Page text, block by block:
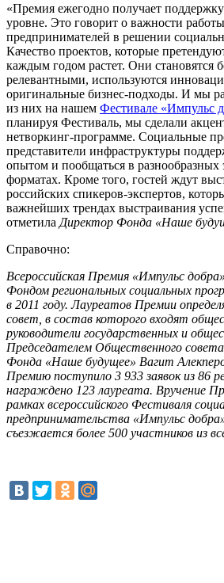
«Премия ежегодно получает
уровне. Это говорит о важности
предпринимателей в решении
Качество проектов, которые
каждым годом растет. Они становятся
релевантными, используются
оригинальные бизнес-подходы. И мы
из них на нашем Фестивале «Импульс
планируя Фестиваль, мы сделали
нетворкинг-программе. Социальные
представители инфраструктуры
опытом и пообщаться в
форматах. Кроме того, гостей ждут
российских спикеров-экспертов,
важнейших трендах выстраивания
отметила Директор Фонда «Наше
Справочно:
Всероссийская Премия «Импульс
Фондом региональных социальных
в 2011 году. Лауреатов Премии
совет, в состав которого входят
руководители государственных и
Председателем Общественного
Фонда «Наше будущее» Вагит
Премию поступило 3 933 заявок из 86
награждено 123 лауреата. Вручение
рамках всероссийского Фестиваля
предпринимательства «Импульс
съезжается более 500 участников из